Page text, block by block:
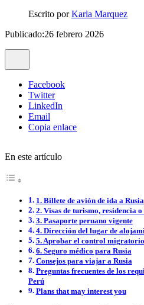
Escrito porKarla Marquez
Publicado:26 febrero 2026
Facebook
Twitter
LinkedIn
Email
Copia enlace
En este artículo
1. Billete de avión de ida a
2. Visas de turismo, residencia
3. Pasaporte peruano vigente
4. Dirección del lugar de
5. Aprobar el control migratorio
6. Seguro médico para Rusia
Consejos para viajar a Rusia
Preguntas frecuentes de los
Perú
Plans that may interest you